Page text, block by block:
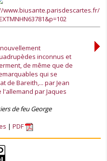
www.biusante.parisdescartes.fr/
inconnus et
de même que de
qui se
de Bareith,... par Jean
l'allemand par Jaques
de feu George
PDF